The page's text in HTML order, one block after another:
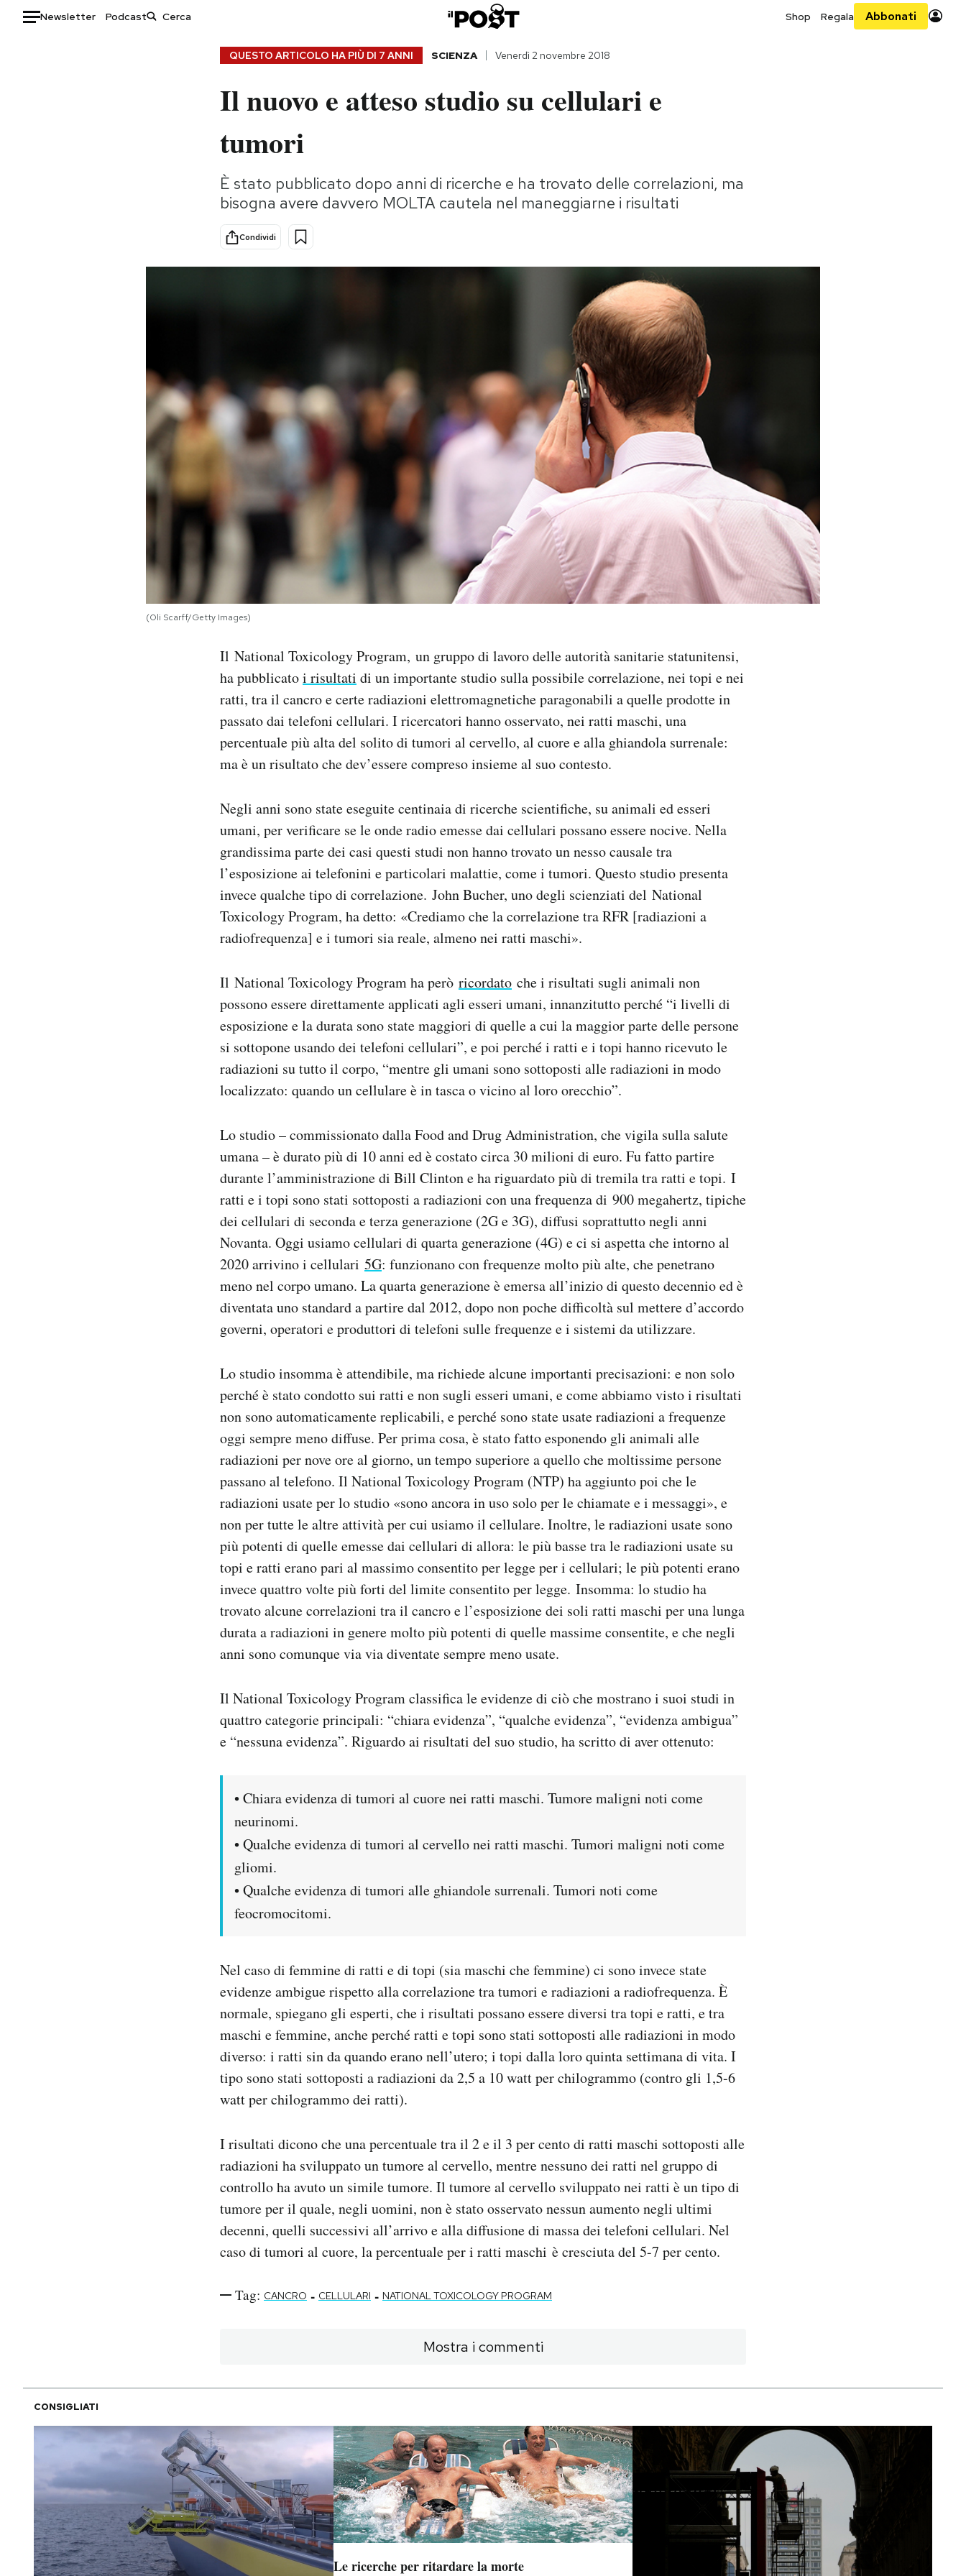
Newsletter Podcast Shop Regala Abbonati
Storie/Idee
Ok Boomer!
Altrecose
QUESTO ARTICOLO HA PIÙ DI 7 ANNI SCIENZA Venerdì 2 novembre 2018
Il nuovo e atteso studio su cellulari e
tumori
È stato pubblicato dopo anni di ricerche e ha trovato delle correlazioni, ma
bisogna avere davvero MOLTA cautela nel maneggiarne i risultati
Condividi
(Oli Scarff/Getty Images)
Il National Toxicology Program, un gruppo di lavoro delle autorità sanitarie statunitensi,
ha pubblicatoi risultati di un importante studio sulla possibile correlazione, nei topi e nei
ratti, tra il cancro e certe radiazioni elettromagnetiche paragonabili a quelle prodotte in
passato dai telefoni cellulari. I ricercatori hanno osservato, nei ratti maschi, una
percentuale più alta del solito di tumori al cervello, al cuore e alla ghiandola surrenale:
ma è un risultato che dev’essere compreso insieme al suo contesto.
Negli anni sono state eseguite centinaia di ricerche scientifiche, su animali ed esseri
umani, per verificare se le onde radio emesse dai cellulari possano essere nocive. Nella
grandissima parte dei casi questi studi non hanno trovato un nesso causale tra
l’esposizione ai telefonini e particolari malattie, come i tumori. Questo studio presenta
invece qualche tipo di correlazione. John Bucher, uno degli scienziati del National
Toxicology Program, ha detto: «Crediamo che la correlazione tra RFR [radiazioni a
radiofrequenza] e i tumori sia reale, almeno nei ratti maschi».
Il National Toxicology Program ha però ricordato che i risultati sugli animali non
possono essere direttamente applicati agli esseri umani, innanzitutto perché “i livelli di
esposizione e la durata sono state maggiori di quelle a cui la maggior parte delle persone
si sottopone usando dei telefoni cellulari”, e poi perché i ratti e i topi hanno ricevuto le
radiazioni su tutto il corpo, “mentre gli umani sono sottoposti alle radiazioni in modo
localizzato: quando un cellulare è in tasca o vicino al loro orecchio”.
Lo studio – commissionato dalla Food and Drug Administration, che vigila sulla salute
umana – è durato più di 10 anni ed è costato circa 30 milioni di euro. Fu fatto partire
durante l’amministrazione di Bill Clinton e ha riguardato più di tremila tra ratti e topi. I
ratti e i topi sono stati sottoposti a radiazioni con una frequenza di 900 megahertz, tipiche
dei cellulari di seconda e terza generazione (2G e 3G), diffusi soprattutto negli anni
Novanta. Oggi usiamo cellulari di quarta generazione (4G) e ci si aspetta che intorno al
2020 arrivino i cellulari 5G: funzionano con frequenze molto più alte, che penetrano
meno nel corpo umano. La quarta generazione è emersa all’inizio di questo decennio ed è
diventata uno standard a partire dal 2012, dopo non poche difficoltà sul mettere d’accordo
governi, operatori e produttori di telefoni sulle frequenze e i sistemi da utilizzare.
Lo studio insomma è attendibile, ma richiede alcune importanti precisazioni: e non solo
perché è stato condotto sui ratti e non sugli esseri umani, e come abbiamo visto i risultati
non sono automaticamente replicabili, e perché sono state usate radiazioni a frequenze
oggi sempre meno diffuse. Per prima cosa, è stato fatto esponendo gli animali alle
radiazioni per nove ore al giorno, un tempo superiore a quello che moltissime persone
passano al telefono. Il National Toxicology Program (NTP) ha aggiunto poi che le
radiazioni usate per lo studio «sono ancora in uso solo per le chiamate e i messaggi», e
non per tutte le altre attività per cui usiamo il cellulare. Inoltre, le radiazioni usate sono
più potenti di quelle emesse dai cellulari di allora: le più basse tra le radiazioni usate su
topi e ratti erano pari al massimo consentito per legge per i cellulari; le più potenti erano
invece quattro volte più forti del limite consentito per legge. Insomma: lo studio ha
trovato alcune correlazioni tra il cancro e l’esposizione dei soli ratti maschi per una lunga
durata a radiazioni in genere molto più potenti di quelle massime consentite, e che negli
anni sono comunque via via diventate sempre meno usate.
Il National Toxicology Program classifica le evidenze di ciò che mostrano i suoi studi in
quattro categorie principali: “chiara evidenza”, “qualche evidenza”, “evidenza ambigua”
e “nessuna evidenza”. Riguardo ai risultati del suo studio, ha scritto di aver ottenuto:
• Chiara evidenza di tumori al cuore nei ratti maschi. Tumore maligni noti come
neurinomi.
• Qualche evidenza di tumori al cervello nei ratti maschi. Tumori maligni noti come
gliomi.
• Qualche evidenza di tumori alle ghiandole surrenali. Tumori noti come
feocromocitomi.
Nel caso di femmine di ratti e di topi (sia maschi che femmine) ci sono invece state
evidenze ambigue rispetto alla correlazione tra tumori e radiazioni a radiofrequenza. È
normale, spiegano gli esperti, che i risultati possano essere diversi tra topi e ratti, e tra
maschi e femmine, anche perché ratti e topi sono stati sottoposti alle radiazioni in modo
diverso: i ratti sin da quando erano nell’utero; i topi dalla loro quinta settimana di vita. I
tipo sono stati sottoposti a radiazioni da 2,5 a 10 watt per chilogrammo (contro gli 1,5-6
watt per chilogrammo dei ratti).
I risultati dicono che una percentuale tra il 2 e il 3 per cento di ratti maschi sottoposti alle
radiazioni ha sviluppato un tumore al cervello, mentre nessuno dei ratti nel gruppo di
controllo ha avuto un simile tumore. Il tumore al cervello sviluppato nei ratti è un tipo di
tumore per il quale, negli uomini, non è stato osservato nessun aumento negli ultimi
decenni, quelli successivi all’arrivo e alla diffusione di massa dei telefoni cellulari. Nel
caso di tumori al cuore, la percentuale per i ratti maschi è cresciuta del 5-7 per cento.
Tag: CANCRO - CELLULARI - NATIONAL TOXICOLOGY PROGRAM
Mostra i commenti
CONSIGLIATI
Le ricerche per ritardare la morte